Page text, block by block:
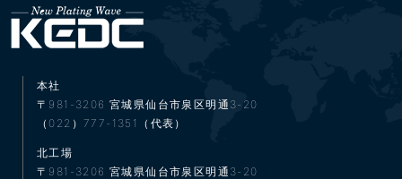
本社
〒981-3206 宮城県仙台市泉区明通3-20
（022）777-1351（代表）
北工場
〒981-3206 宮城県仙台市泉区明通3-20